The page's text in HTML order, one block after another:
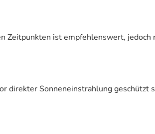
Zeitpunkten ist empfehlenswert, jedoch
direkter Sonneneinstrahlung geschützt